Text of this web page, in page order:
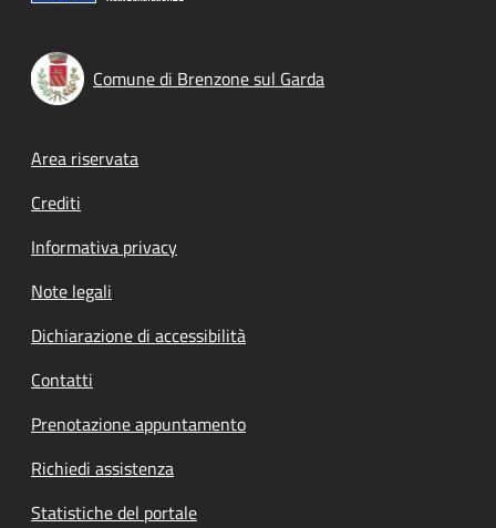
Comune di Brenzone sul Garda
Footer menu
Area riservata
Crediti
Informativa privacy
Note legali
Dichiarazione di accessibilità
Contatti
Prenotazione appuntamento
Richiedi assistenza
Statistiche del portale